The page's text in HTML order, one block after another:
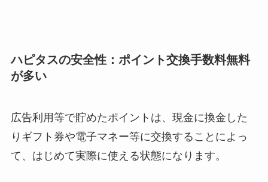
ハピタスの安全性：ポイント交換手数料無料
が多い
広告利用等で貯めたポイントは、現金に換金した
りギフト券や電子マネー等に交換することによっ
て、はじめて実際に使える状態になります。